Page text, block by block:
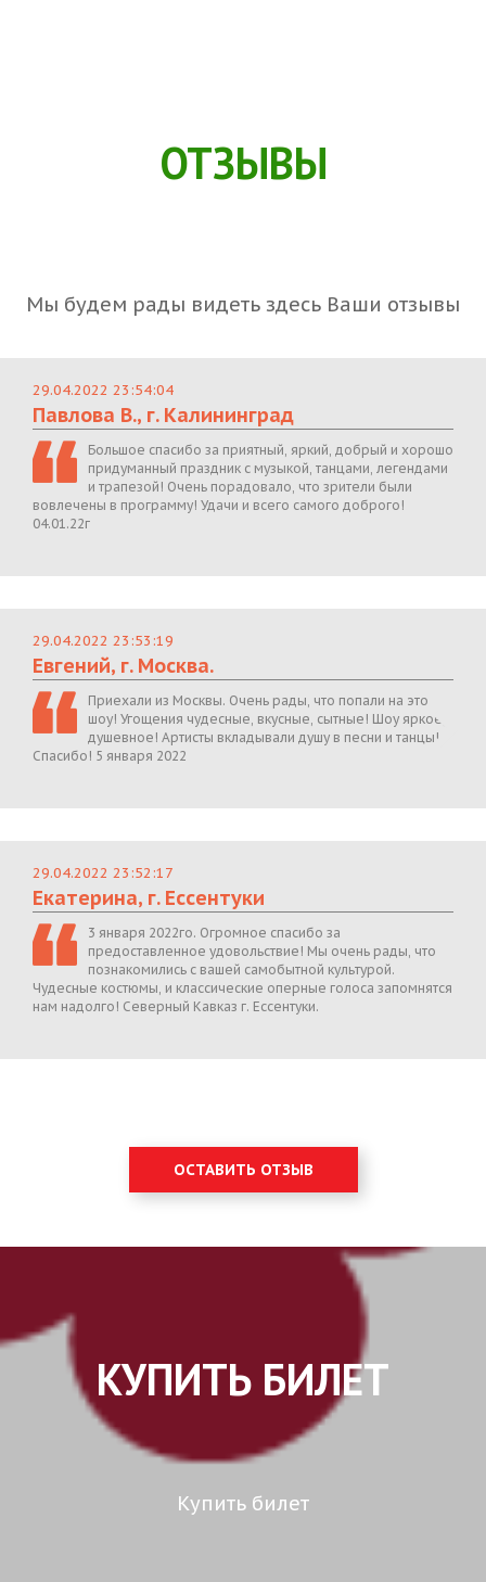
ОТЗЫВЫ
Мы будем рады видеть здесь Ваши отзывы
29.04.2022 23:54:04
Павлова В., г. Калининград
Большое спасибо за приятный, яркий, добрый и хорошо
придуманный праздник с музыкой, танцами, легендами
и трапезой! Очень порадовало, что зрители были
вовлечены в программу! Удачи и всего самого доброго!
04.01.22г
29.04.2022 23:53:19
Евгений, г. Москва.
Приехали из Москвы. Очень рады, что попали на это
шоу! Угощения чудесные, вкусные, сытные! Шоу яркое,
душевное! Артисты вкладывали душу в песни и танцы!
Спасибо! 5 января 2022
29.04.2022 23:52:17
Екатерина, г. Ессентуки
3 января 2022го. Огромное спасибо за
предоставленное удовольствие! Мы очень рады, что
познакомились с вашей самобытной культурой.
Чудесные костюмы, и классические оперные голоса запомнятся
нам надолго! Северный Кавказ г. Ессентуки.
ОСТАВИТЬ ОТЗЫВ
КУПИТЬ БИЛЕТ
Купить билет